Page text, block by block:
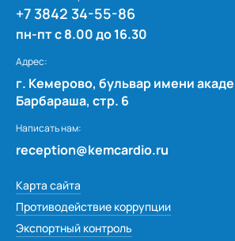
+7 3842 34-55-86
пн-пт с 8.00 до 16.30
Адрес:
г. Кемерово, бульвар имени
Барбараша, стр. 6
Написать нам:
reception@kemcardio.ru
Карта сайта
Противодействие коррупции
Экспортный контроль